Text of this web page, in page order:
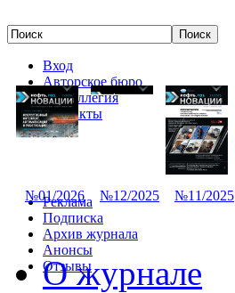
Вход
Авторское бюро
Редколлегия
Контакты
№01/2026 №12/2025 №11/2025
Реклама
Подписка
Архив журнала
Анонсы
Отзывы
О журнале